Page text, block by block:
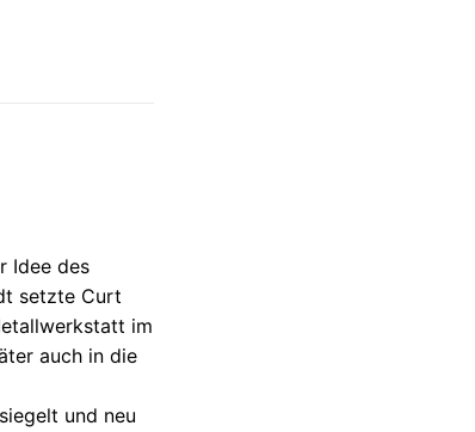
Idee des
setzte Curt
im
auch in die
und neu